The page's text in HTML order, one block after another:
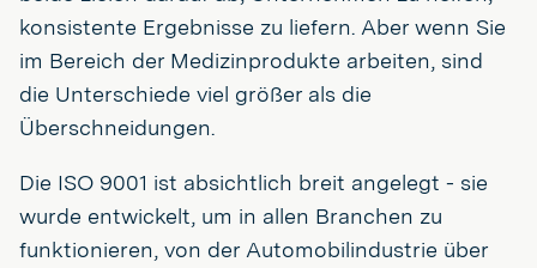
konsistente Ergebnisse zu liefern. Aber wenn Sie
im Bereich der Medizinprodukte arbeiten, sind
die Unterschiede viel größer als die
Überschneidungen.
Die ISO 9001 ist absichtlich breit angelegt - sie
wurde entwickelt, um in allen Branchen zu
funktionieren, von der Automobilindustrie über